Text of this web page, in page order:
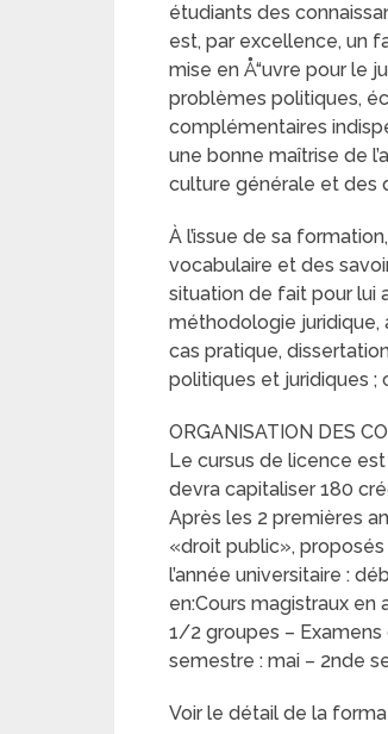
étudiants des
est, par excellence, un
mise en Å“uvre pour le
problèmes politiques,
complémentaires
une bonne maîtrise de
culture générale et des
À l’issue de sa
vocabulaire et des
situation de fait pour lui
méthodologie juridique,
cas pratique,
politiques et juridiques ;
ORGANISATION DES
Le cursus de licence est
devra capitaliser 180
Après les 2 premières
«droit public»,
l’année universitaire :
en:Cours magistraux en
1/2 groupes –
semestre : mai – 2nde
Voir le détail de la